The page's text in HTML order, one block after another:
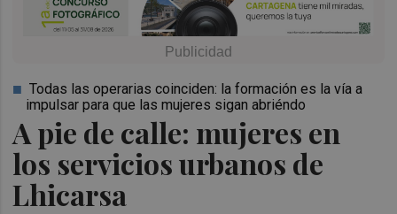
A pie de calle: mujeres en
los servicios urbanos de
Lhicarsa
Todas las operarias coinciden: la formación es la vía a
impulsar para que las mujeres sigan abriéndo